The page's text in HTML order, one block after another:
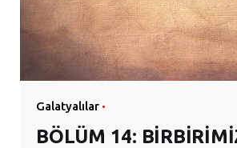
Galatyalılar
BÖLÜM 14: